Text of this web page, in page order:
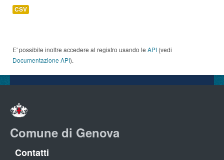
CSV
E' possibile inoltre accedere al registro usando le API (vedi
Documentazione API).
Comune di Genova
Contatti